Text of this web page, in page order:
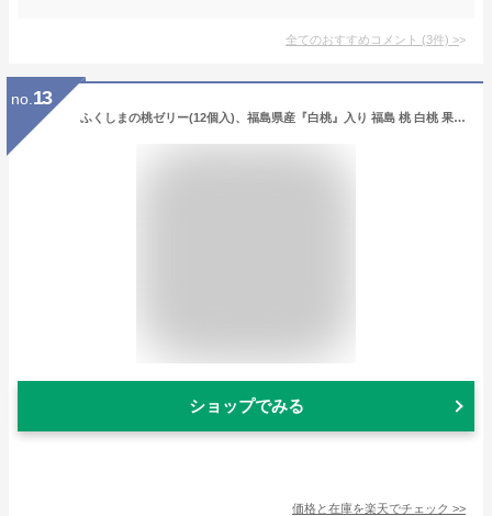
全てのおすすめコメント (3件) >
no. 13
ふくしまの桃ゼリー(12個入)、福島県産『白桃』入り 福島 桃 白桃 果肉 果実 たっぷり ぎっしり ひんやり 角切り ゼリー スイーツ デザート 贈答 母の日 2022 ギフト プレゼント
ショップでみる
価格と在庫を楽天でチェック >>